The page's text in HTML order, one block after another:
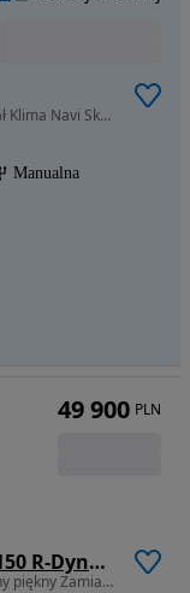
1999 cm3 • 150 KM • 120 Tyś Przebiegu Oryginał Klima Navi Skóra 4x4 Kamera Niemcy
Manualna
Land Rover Discovery Sport 2.0 D150 R-Dynamic S
1999 cm3 • 150 KM • 2.0 D Serwisowany zadbany piękny Zamiana
49 900 PLN